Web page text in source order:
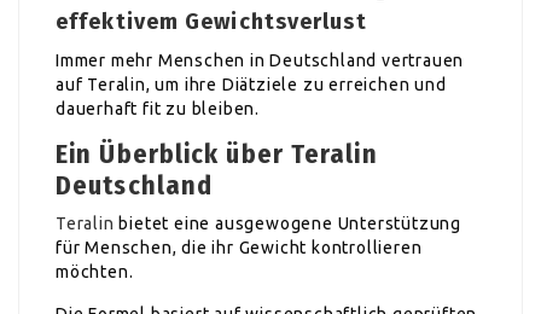
effektivem Gewichtsverlust
Immer mehr Menschen in Deutschland vertrauen
auf Teralin, um ihre Diätziele zu erreichen und
dauerhaft fit zu bleiben.
Ein Überblick über Teralin
Deutschland
Teralin bietet eine ausgewogene Unterstützung
für Menschen, die ihr Gewicht kontrollieren
möchten.